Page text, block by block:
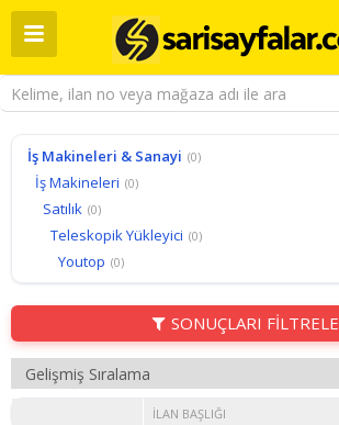
İş Makineleri & Sanayi (0)
İş Makineleri (0)
Satılık (0)
Teleskopik Yükleyici (0)
Youtop (0)
SONUÇLARI FİLTRELE
İLAN BAŞLIĞI